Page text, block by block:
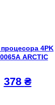
4PK
ARCTIC
378 ₴